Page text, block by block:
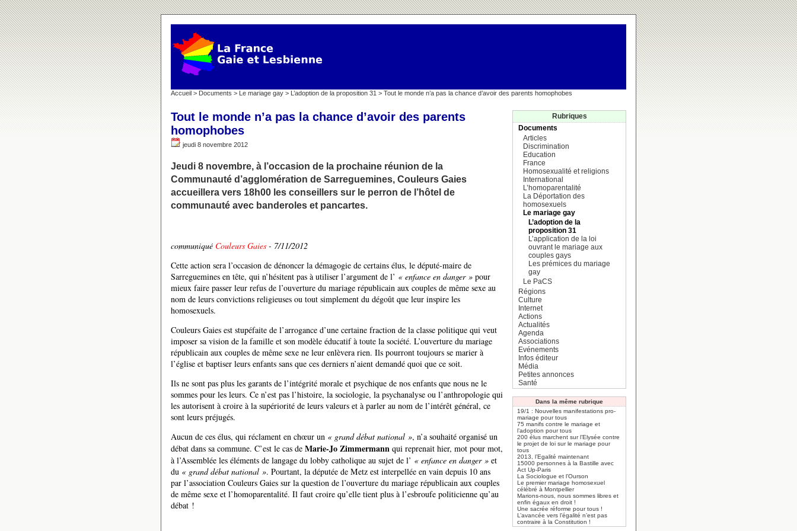
Accueil > Documents > Le mariage gay > L’adoption de la proposition 31 > Tout le monde n’a pas la chance d’avoir des parents homophobes
Tout le monde n’a pas la chance d’avoir des parents
homophobes
jeudi 8 novembre 2012
Jeudi 8 novembre, à l’occasion de la prochaine réunion de la
Communauté d’agglomération de Sarreguemines, Couleurs Gaies
accueillera vers 18h00 les conseillers sur le perron de l’hôtel de
communauté avec banderoles et pancartes.
communiqué Couleurs Gaies - 7/11/2012
Cette action sera l’occasion de dénoncer la démagogie de certains élus, le député-maire de
Sarreguemines en tête, qui n’hésitent pas à utiliser l’argument de l’ « enfance en danger » pour
mieux faire passer leur refus de l’ouverture du mariage républicain aux couples de même sexe au
nom de leurs convictions religieuses ou tout simplement du dégoût que leur inspire les
homosexuels.
Couleurs Gaies est stupéfaite de l’arrogance d’une certaine fraction de la classe politique qui veut
imposer sa vision de la famille et son modèle éducatif à toute la société. L’ouverture du mariage
républicain aux couples de même sexe ne leur enlèvera rien. Ils pourront toujours se marier à
l’église et baptiser leurs enfants sans que ces derniers n’aient demandé quoi que ce soit.
Ils ne sont pas plus les garants de l’intégrité morale et psychique de nos enfants que nous ne le
sommes pour les leurs. Ce n’est pas l’histoire, la sociologie, la psychanalyse ou l’anthropologie qui
les autorisent à croire à la supériorité de leurs valeurs et à parler au nom de l’intérêt général, ce
sont leurs préjugés.
Aucun de ces élus, qui réclament en chœur un « grand débat national », n’a souhaité organisé un
débat dans sa commune. C’est le cas de Marie-Jo Zimmermann qui reprenait hier, mot pour mot,
à l’Assemblée les éléments de langage du lobby catholique au sujet de l’ « enfance en danger » et
du « grand débat national ». Pourtant, la députée de Metz est interpellée en vain depuis 10 ans
par l’association Couleurs Gaies sur la question de l’ouverture du mariage républicain aux couples
de même sexe et l’homoparentalité. Il faut croire qu’elle tient plus à l’esbroufe politicienne qu’au
débat !
Rubriques
Documents
Articles
Discrimination
Education
France
Homosexualité et religions
International
L’homoparentalité
La Déportation des
homosexuels
Le mariage gay
L’adoption de la
proposition 31
L’application de la loi
ouvrant le mariage aux
couples gays
Les prémices du mariage
gay
Le PaCS
Régions
Culture
Internet
Actions
Actualités
Agenda
Associations
Evénements
Infos éditeur
Média
Petites annonces
Santé
Dans la même rubrique
19/1 : Nouvelles manifestations pro-
mariage pour tous
75 manifs contre le mariage et
l’adoption pour tous
200 élus marchent sur l’Elysée contre
le projet de loi sur le mariage pour
tous
2013, l’Egalité maintenant
15000 personnes à la Bastille avec
Act Up-Paris
La Sociologue et l’Ourson
Le premier mariage homosexuel
célébré à Montpellier
Marions-nous, nous sommes libres et
enfin égaux en droit !
Une sacrée réforme pour tous !
L’avancée vers l’égalité n’est pas
contraire à la Constitution !